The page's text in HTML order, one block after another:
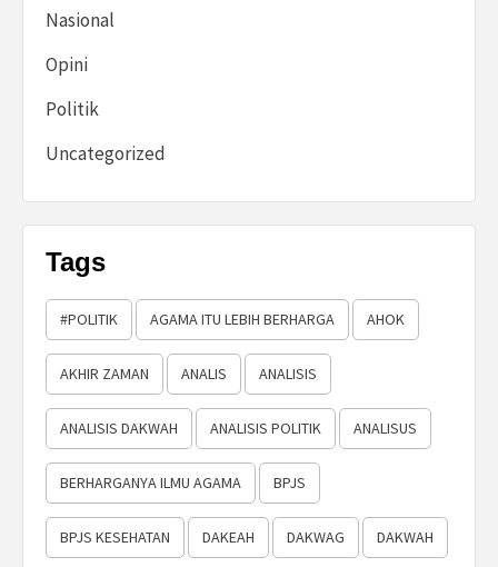
Nasional
Opini
Politik
Uncategorized
Tags
#POLITIK AGAMA ITU LEBIH BERHARGA AHOK
AKHIR ZAMAN ANALIS ANALISIS
ANALISIS DAKWAH ANALISIS POLITIK ANALISUS
BERHARGANYA ILMU AGAMA BPJS
BPJS KESEHATAN DAKEAH DAKWAG DAKWAH